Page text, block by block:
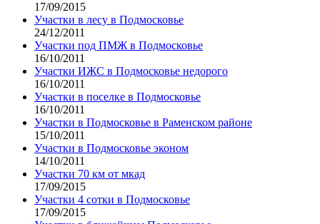
17/09/2015
Участки в лесу в Подмосковье
24/12/2011
Участки под ПМЖ в Подмосковье
16/10/2011
Участки ИЖС в Подмосковье недорого
16/10/2011
Участки в поселке в Подмосковье
16/10/2011
Участки в Подмосковье в Раменском районе
15/10/2011
Участки в Подмосковье эконом
14/10/2011
Участки 70 км от мкад
17/09/2015
Участки 4 сотки в Подмосковье
17/09/2015